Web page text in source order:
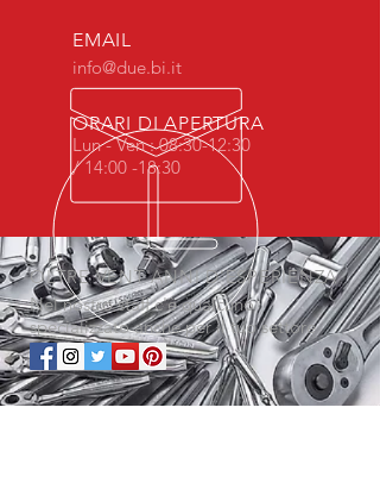
EMAIL
info@due.bi.it
ORARI DI APERTURA
Lun - Ven : 08:30-12:30
/ 14:00 -18:30
OLTRE VENT'ANNI D'ESPERIENZA
Nel nostro staff c'è qualcuno
specializzato anche per il tuo settore